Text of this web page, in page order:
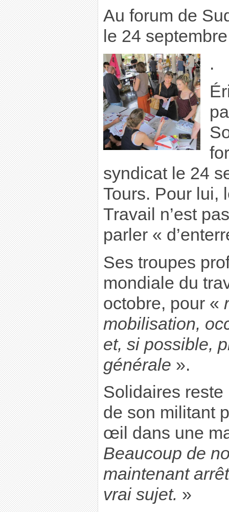
Au forum de
le 24
.
syndicat le 24
Tours. Pour lui,
Travail n’est
parler «
Ses troupes
mondiale du
octobre, pour «
mobilisation,
et, si possible,
générale ».
Solidaires
de son militant
œil dans une
Beaucoup de
maintenant
vrai sujet. »